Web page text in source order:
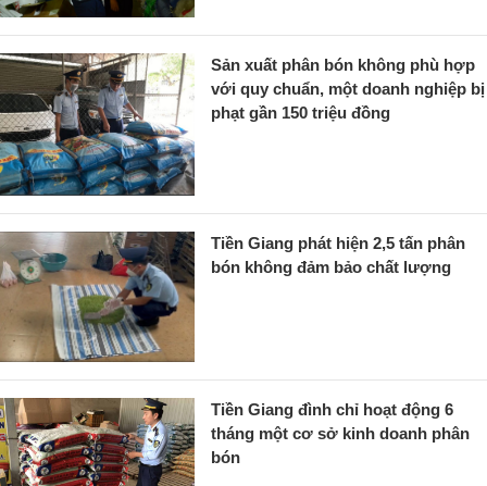
Sản xuất phân bón không phù hợp
với quy chuẩn, một doanh nghiệp bị
phạt gần 150 triệu đồng
Tiền Giang phát hiện 2,5 tấn phân
bón không đảm bảo chất lượng
Tiền Giang đình chỉ hoạt động 6
tháng một cơ sở kinh doanh phân
bón